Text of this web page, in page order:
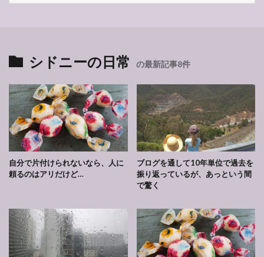
シドニーの日常 の最新記事8件
自分で片付けられないなら、人に
頼るのはアリだけど…
ブログを通して10年単位で過去を
振り返っているが、あっという間
で驚く